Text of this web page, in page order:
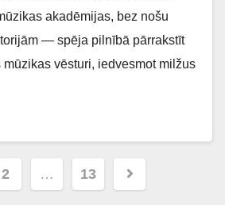
akadēmijas, bez nošu
— spēja pilnībā pārrakstīt
vēsturi, iedvesmot milžus
2 … 13